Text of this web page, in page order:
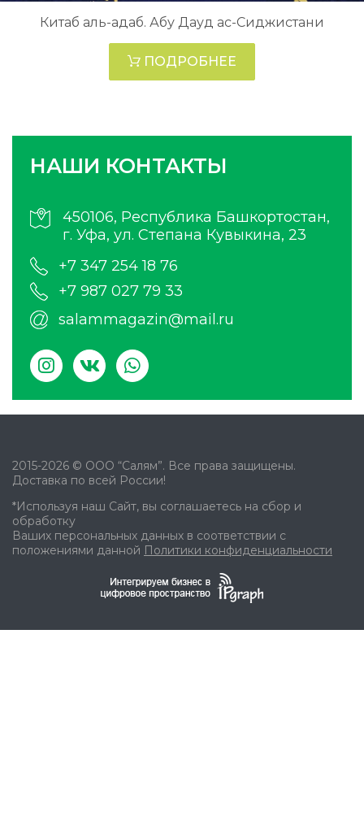
Китаб аль-адаб. Абу Дауд ас-Сиджистани
ПОДРОБНЕЕ
НАШИ КОНТАКТЫ
450106, Республика Башкортостан,
г. Уфа, ул. Степана Кувыкина, 23
+7 347 254 18 76
+7 987 027 79 33
salammagazin@mail.ru
2015-2026 © ООО “Салям”. Все права защищены.
Доставка по всей России!
*Используя наш Сайт, вы соглашаетесь на сбор и
обработку
Ваших персональных данных в соответствии с
положениями данной Политики конфиденциальности